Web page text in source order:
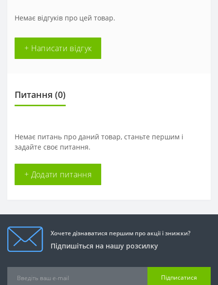
Немає відгуків про цей товар.
+ Написати відгук
Питання (0)
Немає питань про даний товар, станьте першим і
задайте своє питання.
+ Додати питання
Хочете дізнаватися першим про акції і знижки?
Підпишіться на нашу розсилку
Підписатися